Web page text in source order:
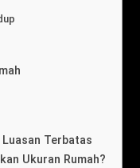
Terbatas
Ukuran Rumah?